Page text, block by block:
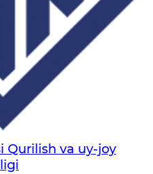
Qurilish va uy-joy